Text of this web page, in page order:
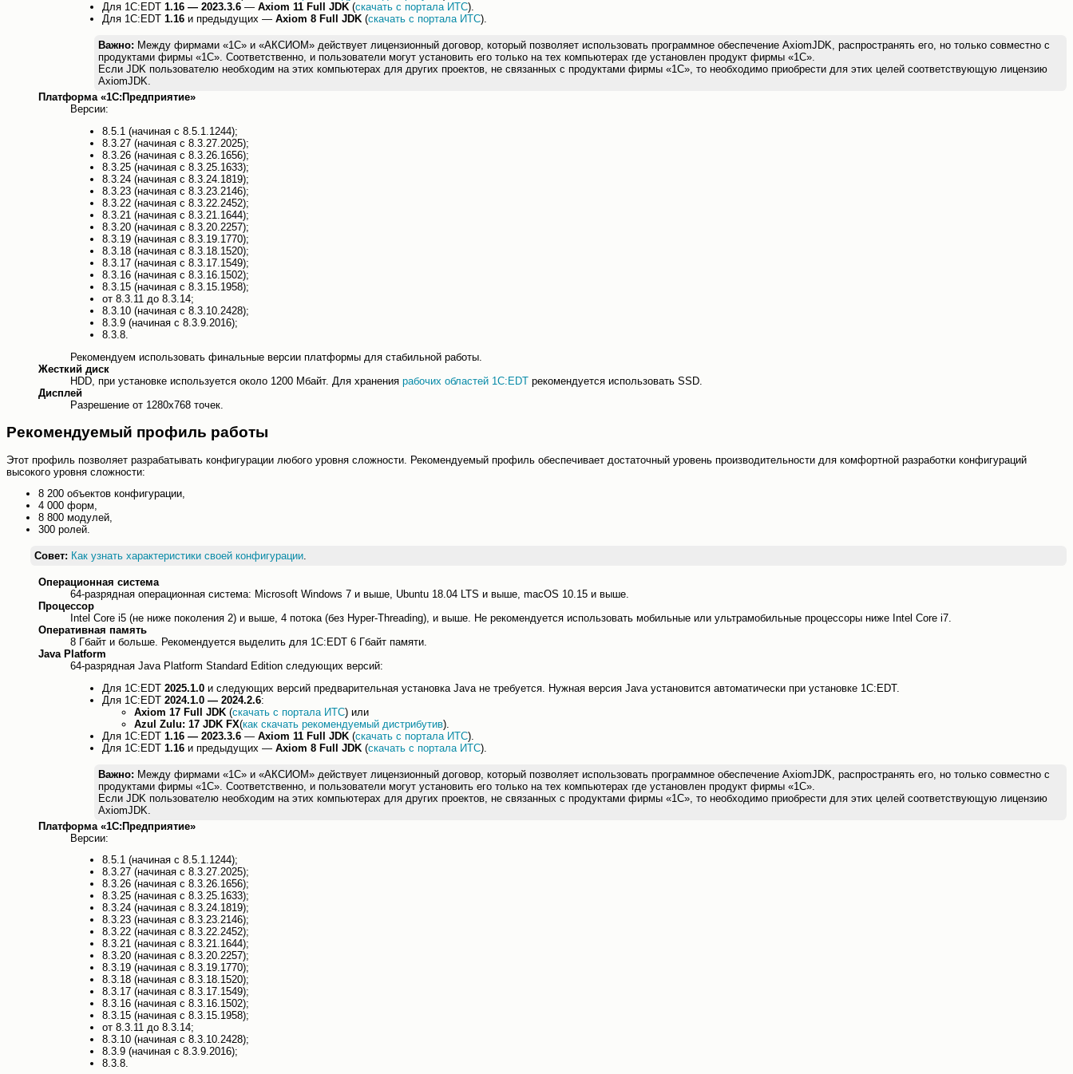
Для 1С:EDT 1.16 — 2023.3.6 — Axiom 11 Full JDK (скачать с портала ИТС).
Для 1С:EDT 1.16 и предыдущих — Axiom 8 Full JDK (скачать с портала ИТС).
Важно: Между фирмами «1С» и «АКСИОМ» действует лицензионный договор, который позволяет использовать программное обеспечение AxiomJDK, распространять его, но только совместно с
продуктами фирмы «1С». Соответственно, и пользователи могут установить его только на тех компьютерах где установлен продукт фирмы «1С».
Если JDK пользователю необходим на этих компьютерах для других проектов, не связанных с продуктами фирмы «1С», то необходимо приобрести для этих целей соответствующую лицензию
AxiomJDK.
Платформа «1С:Предприятие»
Версии:
8.5.1 (начиная с 8.5.1.1244);
8.3.27 (начиная с 8.3.27.2025);
8.3.26 (начиная с 8.3.26.1656);
8.3.25 (начиная с 8.3.25.1633);
8.3.24 (начиная с 8.3.24.1819);
8.3.23 (начиная с 8.3.23.2146);
8.3.22 (начиная с 8.3.22.2452);
8.3.21 (начиная с 8.3.21.1644);
8.3.20 (начиная с 8.3.20.2257);
8.3.19 (начиная с 8.3.19.1770);
8.3.18 (начиная с 8.3.18.1520);
8.3.17 (начиная с 8.3.17.1549);
8.3.16 (начиная с 8.3.16.1502);
8.3.15 (начиная с 8.3.15.1958);
от 8.3.11 до 8.3.14;
8.3.10 (начиная с 8.3.10.2428);
8.3.9 (начиная с 8.3.9.2016);
8.3.8.
Рекомендуем использовать финальные версии платформы для стабильной работы.
Жесткий диск
HDD, при установке используется около 1200 Мбайт. Для хранения рабочих областей 1C:EDT рекомендуется использовать SSD.
Дисплей
Разрешение от 1280х768 точек.
Рекомендуемый профиль работы
Этот профиль позволяет разрабатывать конфигурации любого уровня сложности. Рекомендуемый профиль обеспечивает достаточный уровень производительности для комфортной разработки конфигураций
высокого уровня сложности:
8 200 объектов конфигурации,
4 000 форм,
8 800 модулей,
300 ролей.
Совет: Как узнать характеристики своей конфигурации.
Операционная система
64-разрядная операционная система: Microsoft Windows 7 и выше, Ubuntu 18.04 LTS и выше, macOS 10.15 и выше.
Процессор
Intel Core i5 (не ниже поколения 2) и выше, 4 потока (без Hyper-Threading), и выше. Не рекомендуется использовать мобильные или ультрамобильные процессоры ниже Intel Core i7.
Оперативная память
8 Гбайт и больше. Рекомендуется выделить для 1C:EDT 6 Гбайт памяти.
Java Platform
64-разрядная Java Platform Standard Edition следующих версий:
Для 1С:EDT 2025.1.0 и следующих версий предварительная установка Java не требуется. Нужная версия Java установится автоматически при установке 1С:EDT.
Для 1С:EDT 2024.1.0 — 2024.2.6:
Axiom 17 Full JDK (скачать с портала ИТС) или
Azul Zulu: 17 JDK FX(как скачать рекомендуемый дистрибутив).
Для 1С:EDT 1.16 — 2023.3.6 — Axiom 11 Full JDK (скачать с портала ИТС).
Для 1С:EDT 1.16 и предыдущих — Axiom 8 Full JDK (скачать с портала ИТС).
Важно: Между фирмами «1С» и «АКСИОМ» действует лицензионный договор, который позволяет использовать программное обеспечение AxiomJDK, распространять его, но только совместно с
продуктами фирмы «1С». Соответственно, и пользователи могут установить его только на тех компьютерах где установлен продукт фирмы «1С».
Если JDK пользователю необходим на этих компьютерах для других проектов, не связанных с продуктами фирмы «1С», то необходимо приобрести для этих целей соответствующую лицензию
AxiomJDK.
Платформа «1С:Предприятие»
Версии:
8.5.1 (начиная с 8.5.1.1244);
8.3.27 (начиная с 8.3.27.2025);
8.3.26 (начиная с 8.3.26.1656);
8.3.25 (начиная с 8.3.25.1633);
8.3.24 (начиная с 8.3.24.1819);
8.3.23 (начиная с 8.3.23.2146);
8.3.22 (начиная с 8.3.22.2452);
8.3.21 (начиная с 8.3.21.1644);
8.3.20 (начиная с 8.3.20.2257);
8.3.19 (начиная с 8.3.19.1770);
8.3.18 (начиная с 8.3.18.1520);
8.3.17 (начиная с 8.3.17.1549);
8.3.16 (начиная с 8.3.16.1502);
8.3.15 (начиная с 8.3.15.1958);
от 8.3.11 до 8.3.14;
8.3.10 (начиная с 8.3.10.2428);
8.3.9 (начиная с 8.3.9.2016);
8.3.8.